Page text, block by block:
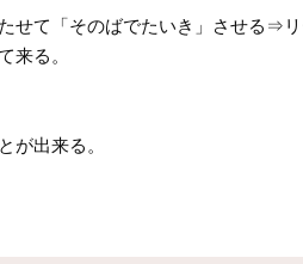
せて「そのばでたいき」させる
来る。
が出来る。